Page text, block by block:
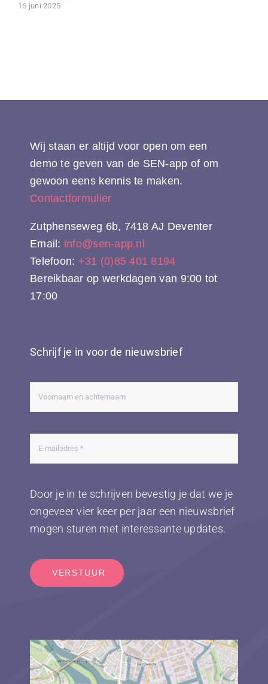
16 juni 2025
Wij staan er altijd voor open om een
demo te geven van de SEN-app of om
gewoon eens kennis te maken.
Contactformulier
Zutphenseweg 6b, 7418 AJ Deventer
Email: info@sen-app.nl
Telefoon: +31 (0)85 401 8194
Bereikbaar op werkdagen van 9:00 tot
17:00
Schrijf je in voor de nieuwsbrief
Door je in te schrijven bevestig je dat we je
ongeveer vier keer per jaar een nieuwsbrief
mogen sturen met interessante updates.
VERSTUUR